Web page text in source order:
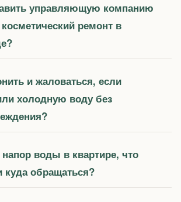
управляющую компанию
ремонт в
и жаловаться, если
холодную воду без
воды в квартире, что
куда обращаться?